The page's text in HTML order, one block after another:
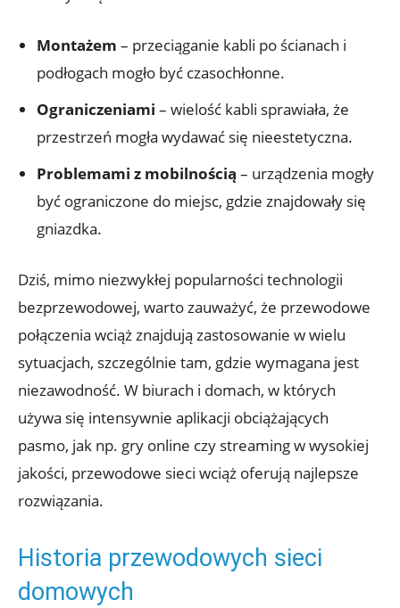
Montażem – przeciąganie kabli po ścianach i
podłogach mogło być czasochłonne.
Ograniczeniami – wielość kabli sprawiała, że
przestrzeń mogła wydawać się nieestetyczna.
Problemami z mobilnością – urządzenia mogły
być ograniczone do miejsc, gdzie znajdowały się
gniazdka.
Dziś, mimo niezwykłej popularności technologii
bezprzewodowej, warto zauważyć, że przewodowe
połączenia wciąż znajdują zastosowanie w wielu
sytuacjach, szczególnie tam, gdzie wymagana jest
niezawodność. W biurach i domach, w których
używa się intensywnie aplikacji obciążających
pasmo, jak np. gry online czy streaming w wysokiej
jakości, przewodowe sieci wciąż oferują najlepsze
rozwiązania.
Historia przewodowych sieci
domowych